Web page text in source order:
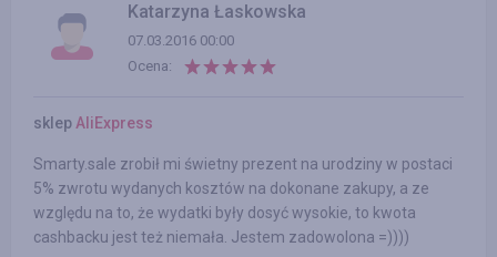
Katarzyna Łaskowska
07.03.2016 00:00
Ocena:
sklep AliExpress
Smarty.sale zrobił mi świetny prezent na urodziny w postaci
5% zwrotu wydanych kosztów na dokonane zakupy, a ze
względu na to, że wydatki były dosyć wysokie, to kwota
cashbacku jest też niemała. Jestem zadowolona =))))